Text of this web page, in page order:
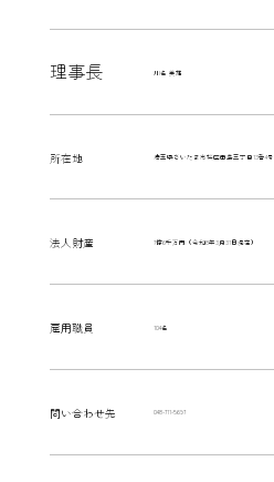
理事長 川名 美雄
所在地 埼玉県さいたま市桜区田島三丁目13番4号
法人財産 7億6千万円（令和8年3月31日現在）
雇用職員 104名
​問い合わせ先 048-711-5697